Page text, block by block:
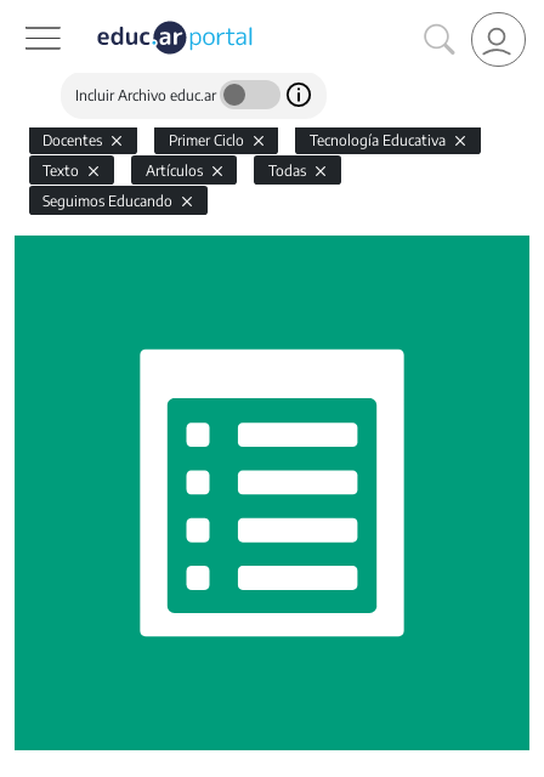
Incluir Archivo educ.ar
Docentes Primer Ciclo
Tecnología Educativa
Texto
Artículos
Todas
Seguimos Educando